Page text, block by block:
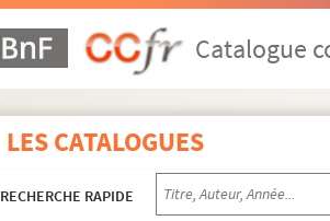
Catalogue
LES CATALOGUES
RECHERCHE RAPIDE
Papiers relatifs aux ascendants de Pochet-
4-MS-2398. Papiers de famille de Jean-